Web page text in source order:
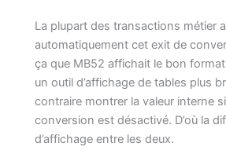
La plupart des transactions métier
automatiquement cet exit de
ça que MB52 affichait le bon
un outil d’affichage de tables plus
contraire montrer la valeur interne
conversion est désactivé. D’où la
d’affichage entre les deux.